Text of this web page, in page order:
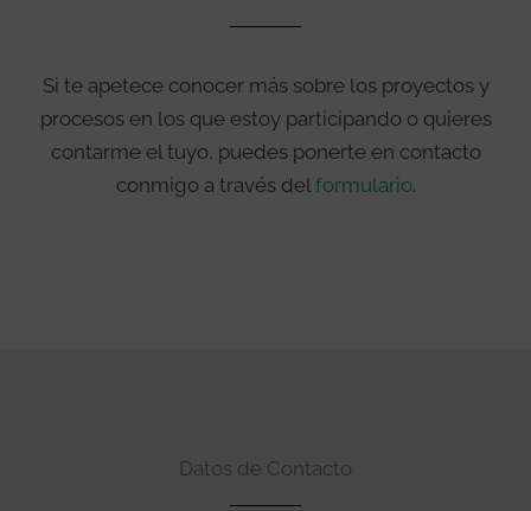
Si te apetece conocer más sobre los proyectos y
procesos en los que estoy participando o quieres
contarme el tuyo, puedes ponerte en contacto
conmigo a través del formulario.
Datos de Contacto